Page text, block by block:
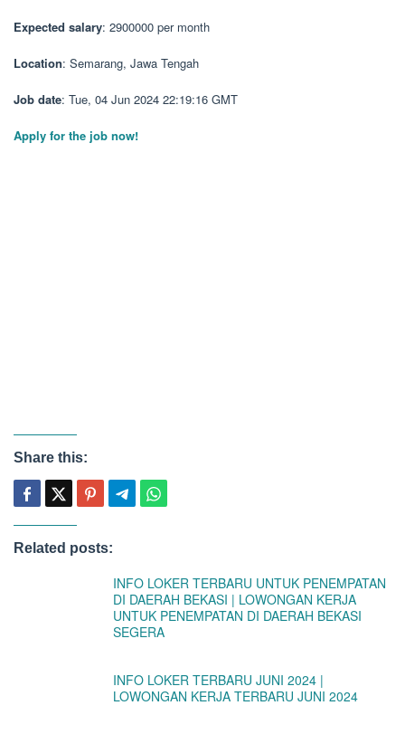
Expected salary: 2900000 per month
Location: Semarang, Jawa Tengah
Job date: Tue, 04 Jun 2024 22:19:16 GMT
Apply for the job now!
Share this:
Related posts:
INFO LOKER TERBARU UNTUK PENEMPATAN
DI DAERAH BEKASI | LOWONGAN KERJA
UNTUK PENEMPATAN DI DAERAH BEKASI
SEGERA
INFO LOKER TERBARU JUNI 2024 |
LOWONGAN KERJA TERBARU JUNI 2024